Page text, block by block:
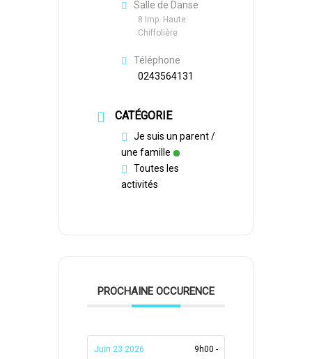
Salle de Danse
8 Imp. Haute
Chiffolière
Téléphone
0243564131
CATÉGORIE
Je suis un parent /
une famille
Toutes les
activités
PROCHAINE OCCURENCE
Juin 23 2026
9h00 -